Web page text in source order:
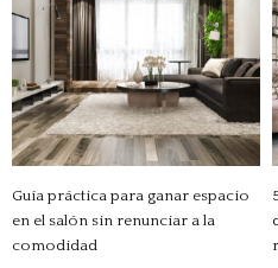
Guía práctica para ganar espacio
en el salón sin renunciar a la
comodidad